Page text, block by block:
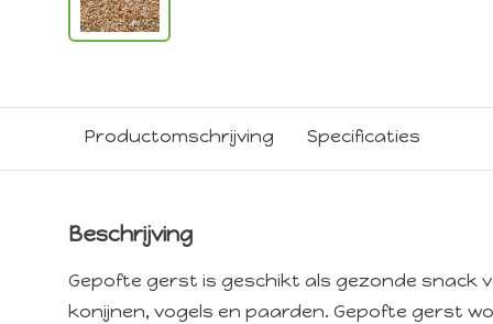
Productomschrijving Specificaties
Beschrijving
Gepofte gerst is geschikt als gezonde snack
konijnen, vogels en paarden. Gepofte gerst